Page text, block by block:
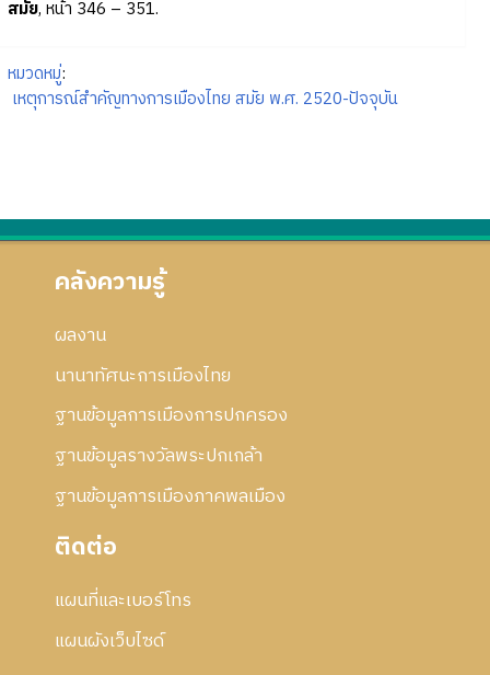
สมัย, หน้า 346 – 351.
หมวดหมู่:
เหตุการณ์สำคัญทางการเมืองไทย สมัย พ.ศ. 2520-ปัจจุบัน
คลังความรู้
ผลงาน
นานาทัศนะการเมืองไทย
ฐานข้อมูลการเมืองการปกครอง
ฐานข้อมูลรางวัลพระปกเกล้า
ฐานข้อมูลการเมืองภาคพลเมือง
ติดต่อ
แผนที่และเบอร์โทร
แผนผังเว็บไซด์